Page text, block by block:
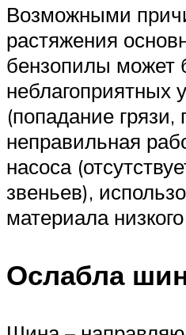
Возможными
растяжения
бензопилы может
неблагоприятных
(попадание грязи,
неправильная
насоса
звеньев),
материала
Ослабла